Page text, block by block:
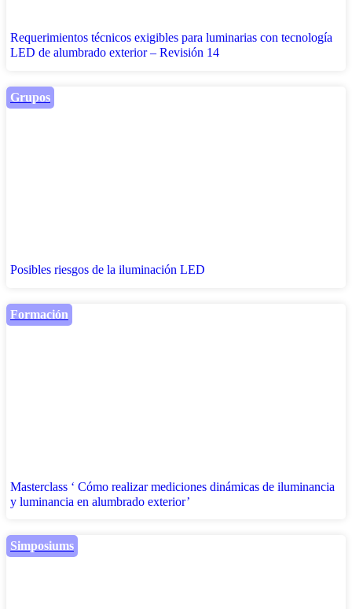
Requerimientos técnicos exigibles para luminarias con tecnología
LED de alumbrado exterior – Revisión 14
Grupos
Posibles riesgos de la iluminación LED
Formación
Masterclass ‘ Cómo realizar mediciones dinámicas de iluminancia
y luminancia en alumbrado exterior’
Simposiums